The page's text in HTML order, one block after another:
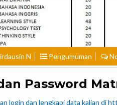
N Pengumuman
Password
login dan lengkapi data kalian di